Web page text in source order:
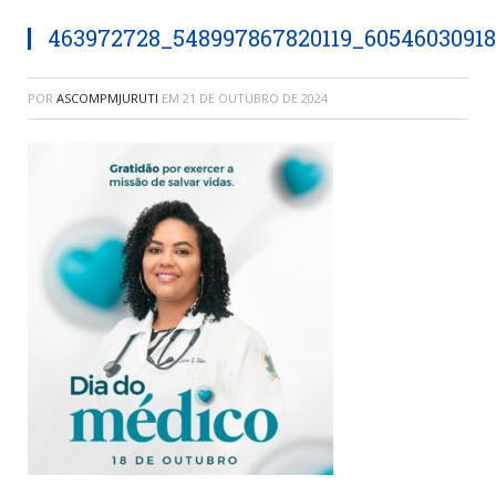
POR ASCOMPMJURUTI EM 21 DE OUTUBRO DE 2024